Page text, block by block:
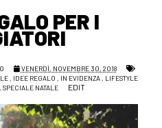
PER I
VENERDÌ, NOVEMBRE 30, 2018
, IDEE REGALO , IN EVIDENZA , LIFESTYLE
, SPECIALE NATALE EDIT